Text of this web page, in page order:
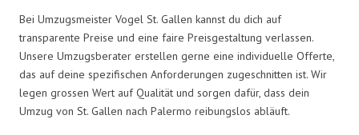
Bei Umzugsmeister Vogel St. Gallen kannst du dich auf
transparente Preise und eine faire Preisgestaltung verlassen.
Unsere Umzugsberater erstellen gerne eine individuelle Offerte,
das auf deine spezifischen Anforderungen zugeschnitten ist. Wir
legen grossen Wert auf Qualität und sorgen dafür, dass dein
Umzug von St. Gallen nach Palermo reibungslos abläuft.